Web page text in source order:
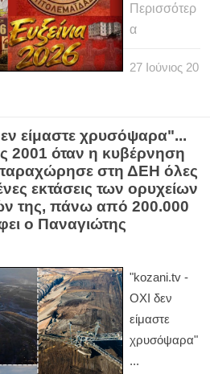
Περισσότερ
α
27 Ιούνιος 20
είμαστε χρυσόψαρα"...
2001 όταν η κυβέρνηση
στη ΔΕΗ όλες
εκτάσεις των ορυχείων
της, πάνω από 200.000
ο Παναγιώτης
"kozani.tv -
ΟΧΙ δεν
είμαστε
χρυσόψαρα"
...